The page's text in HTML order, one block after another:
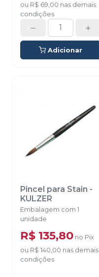
ou R$ 69,00 nas demais
condições
Adicionar
Pincel para Stain -
KULZER
Embalagem com 1
unidade
R$ 135,80 no Pix
ou R$ 140,00 nas demais
condições